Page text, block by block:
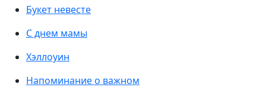
Букет невесте
С днем мамы
Хэллоуин
Напоминание о важном